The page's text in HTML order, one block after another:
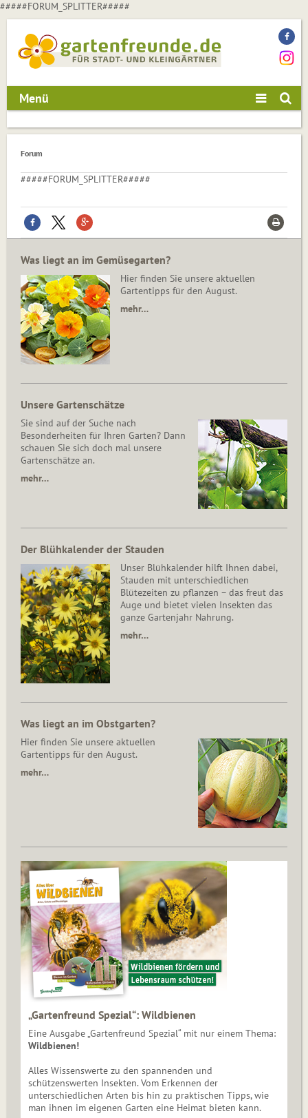
#####FORUM_SPLITTER#####
Menü
Forum
#####FORUM_SPLITTER#####
Was liegt an im Gemüsegarten?
Hier finden Sie unsere aktuellen
Gartentipps für den August.
mehr…
Unsere Gartenschätze
Sie sind auf der Suche nach
Besonderheiten für Ihren Garten? Dann
schauen Sie sich doch mal unsere
Gartenschätze an.
mehr…
Der Blühkalender der Stauden
Unser Blühkalender hilft Ihnen dabei,
Stauden mit unterschiedlichen
Blütezeiten zu pflanzen – das freut das
Auge und bietet vielen Insekten das
ganze Gartenjahr Nahrung.
mehr…
Was liegt an im Obstgarten?
Hier finden Sie unsere aktuellen
Gartentipps für den August.
mehr…
„Gartenfreund Spezial“: Wildbienen
Eine Ausgabe „Gartenfreund Spezial“ mit nur einem Thema:
Wildbienen!
Alles Wissenswerte zu den spannenden und
schützenswerten Insekten. Vom Erkennen der
unterschiedlichen Arten bis hin zu praktischen Tipps, wie
man ihnen im eigenen Garten eine Heimat bieten kann.